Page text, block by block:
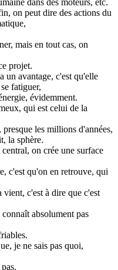
dans des moteurs, etc.
on peut dire des actions du
mais en tout cas, on
projet.
un avantage, c'est qu'elle
fatiguer,
évidemment.
qui est celui de la
les millions d'années,
la sphère.
on crée une surface
c'est qu'on en retrouve, qui
vient, c'est à dire que c'est
absolument pas
je ne sais pas quoi,